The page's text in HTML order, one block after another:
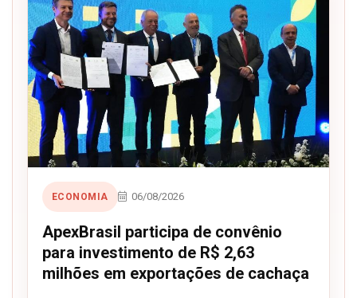
ECONOMIA 06/08/2026
ApexBrasil participa de convênio
para investimento de R$ 2,63
milhões em exportações de cachaça